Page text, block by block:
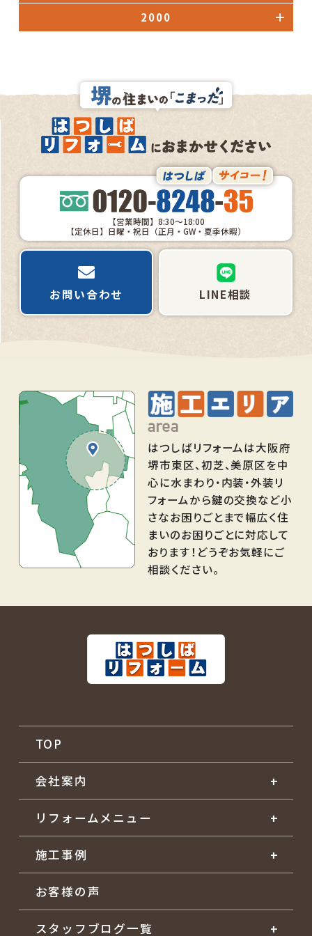
2000
【営業時間】8:30～18:00
【定休日】日曜・祝日（正月・GW・夏季休暇）
お問い合わせ LINE相談
はつしばリフォームは大阪府
堺市東区、初芝、美原区を中
心に水まわり・内装・外装リ
フォームから鍵の交換など小
さなお困りごとまで幅広く住
まいのお困りごとに対応して
おります！どうぞお気軽にご
相談ください。
TOP
会社案内
リフォームメニュー
施工事例
お客様の声
スタッフブログ一覧